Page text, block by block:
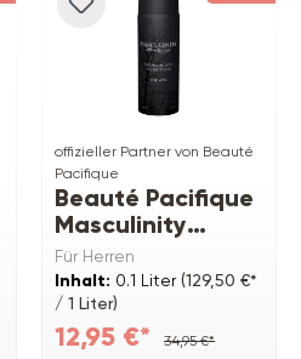
offizieller Partner von Beauté
Pacifique
Beauté Pacifique
Masculinity
Gesichtspeeling
for Man
Für Herren
Inhalt: 0.1 Liter(129,50 €*
/ 1 Liter)
12,95 €* 34,95 €*